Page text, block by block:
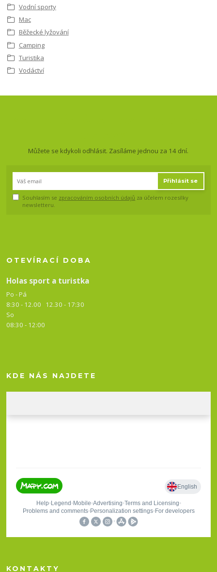
Vodní sporty
Mac
Běžecké lyžování
Camping
Turistika
Vodáctví
Můžete se kdykoli odhlásit. Zasíláme jednou za 14 dní.
Přihlásit se
Souhlasím se zpracováním osobních údajů za účelem rozesílky
newsletteru.
OTEVÍRACÍ DOBA
Holas sport a turistka
Po - Pá
8:30 - 12.00 12.30 - 17:30
So
08:30 - 12:00
KDE NÁS NAJDETE
KONTAKTY